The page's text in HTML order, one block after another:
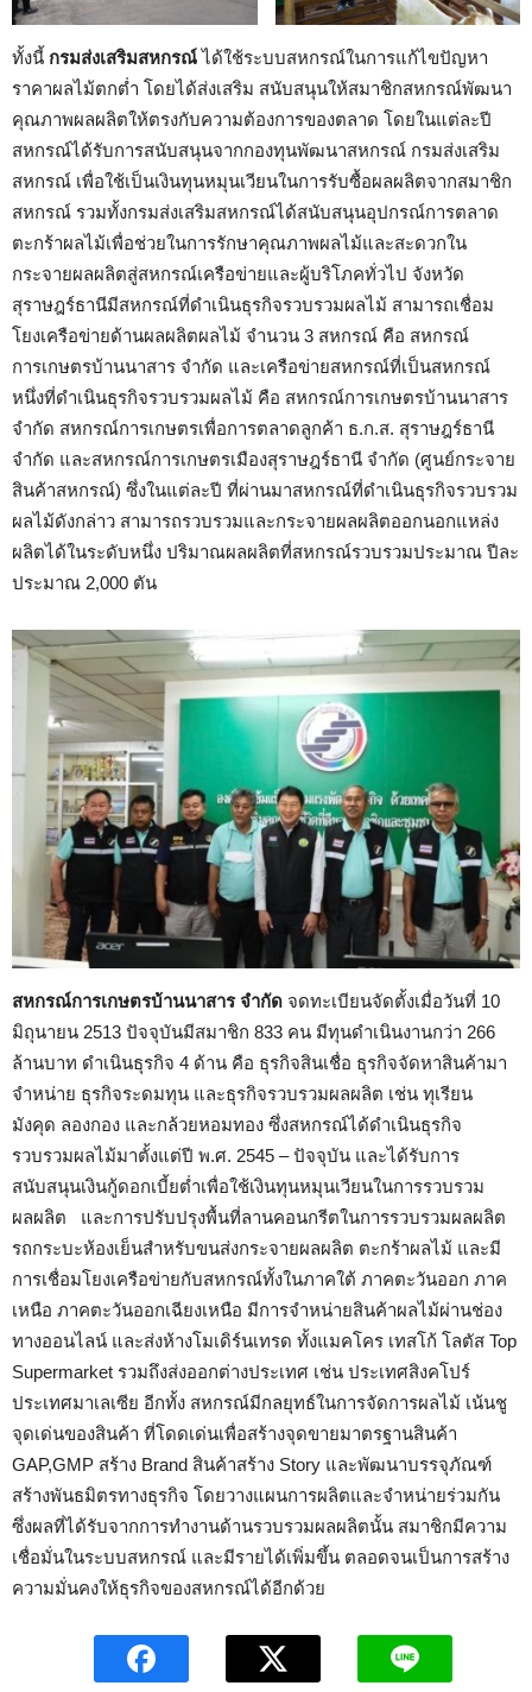
ทั้งนี้ กรมส่งเสริมสหกรณ์ได้ใช้ระบบสหกรณ์ในการแก้ไขปัญหา
ราคาผลไม้ตกต่ำ โดยได้ส่งเสริม สนับสนุนให้สมาชิกสหกรณ์พัฒนา
คุณภาพผลผลิตให้ตรงกับความต้องการของตลาด โดยในแต่ละปี
สหกรณ์ได้รับการสนับสนุนจากกองทุนพัฒนาสหกรณ์ กรมส่งเสริม
สหกรณ์ เพื่อใช้เป็นเงินทุนหมุนเวียนในการรับซื้อผลผลิตจากสมาชิก
สหกรณ์ รวมทั้งกรมส่งเสริมสหกรณ์ได้สนับสนุนอุปกรณ์การตลาด
ตะกร้าผลไม้เพื่อช่วยในการรักษาคุณภาพผลไม้และสะดวกใน
กระจายผลผลิตสู่สหกรณ์เครือข่ายและผู้บริโภคทั่วไป จังหวัด
สุราษฎร์ธานีมีสหกรณ์ที่ดำเนินธุรกิจรวบรวมผลไม้ สามารถเชื่อม
โยงเครือข่ายด้านผลผลิตผลไม้ จำนวน 3 สหกรณ์ คือ สหกรณ์
การเกษตรบ้านนาสาร จำกัด และเครือข่ายสหกรณ์ที่เป็นสหกรณ์
หนึ่งที่ดำเนินธุรกิจรวบรวมผลไม้ คือ สหกรณ์การเกษตรบ้านนาสาร
จำกัด สหกรณ์การเกษตรเพื่อการตลาดลูกค้า ธ.ก.ส. สุราษฎร์ธานี
จำกัด และสหกรณ์การเกษตรเมืองสุราษฎร์ธานี จำกัด (ศูนย์กระจาย
สินค้าสหกรณ์) ซึ่งในแต่ละปี ที่ผ่านมาสหกรณ์ที่ดำเนินธุรกิจรวบรวม
ผลไม้ดังกล่าว สามารถรวบรวมและกระจายผลผลิตออกนอกแหล่ง
ผลิตได้ในระดับหนึ่ง ปริมาณผลผลิตที่สหกรณ์รวบรวมประมาณ ปีละ
ประมาณ 2,000 ตัน
สหกรณ์การเกษตรบ้านนาสาร จำกัด จดทะเบียนจัดตั้งเมื่อวันที่ 10
มิถุนายน 2513 ปัจจุบันมีสมาชิก 833 คน มีทุนดำเนินงานกว่า 266
ล้านบาท ดำเนินธุรกิจ 4 ด้าน คือ ธุรกิจสินเชื่อ ธุรกิจจัดหาสินค้ามา
จำหน่าย ธุรกิจระดมทุน และธุรกิจรวบรวมผลผลิต เช่น ทุเรียน
มังคุด ลองกอง และกล้วยหอมทอง ซึ่งสหกรณ์ได้ดำเนินธุรกิจ
รวบรวมผลไม้มาตั้งแต่ปี พ.ศ. 2545 – ปัจจุบัน และได้รับการ
สนับสนุนเงินกู้ดอกเบี้ยต่ำเพื่อใช้เงินทุนหมุนเวียนในการรวบรวม
ผลผลิต และการปรับปรุงพื้นที่ลานคอนกรีตในการรวบรวมผลผลิต
รถกระบะห้องเย็นสำหรับขนส่งกระจายผลผลิต ตะกร้าผลไม้ และมี
การเชื่อมโยงเครือข่ายกับสหกรณ์ทั้งในภาคใต้ ภาคตะวันออก ภาค
เหนือ ภาคตะวันออกเฉียงเหนือ มีการจำหน่ายสินค้าผลไม้ผ่านช่อง
ทางออนไลน์ และส่งห้างโมเดิร์นเทรด ทั้งแมคโคร เทสโก้ โลตัส Top
Supermarket รวมถึงส่งออกต่างประเทศ เช่น ประเทศสิงคโปร์
ประเทศมาเลเซีย อีกทั้ง สหกรณ์มีกลยุทธ์ในการจัดการผลไม้ เน้นชู
จุดเด่นของสินค้า ที่โดดเด่นเพื่อสร้างจุดขายมาตรฐานสินค้า
GAP,GMP สร้าง Brand สินค้าสร้าง Story และพัฒนาบรรจุภัณฑ์
สร้างพันธมิตรทางธุรกิจ โดยวางแผนการผลิตและจำหน่ายร่วมกัน
ซึ่งผลที่ได้รับจากการทำงานด้านรวบรวมผลผลิตนั้น สมาชิกมีความ
เชื่อมั่นในระบบสหกรณ์ และมีรายได้เพิ่มขึ้น ตลอดจนเป็นการสร้าง
ความมั่นคงให้ธุรกิจของสหกรณ์ได้อีกด้วย